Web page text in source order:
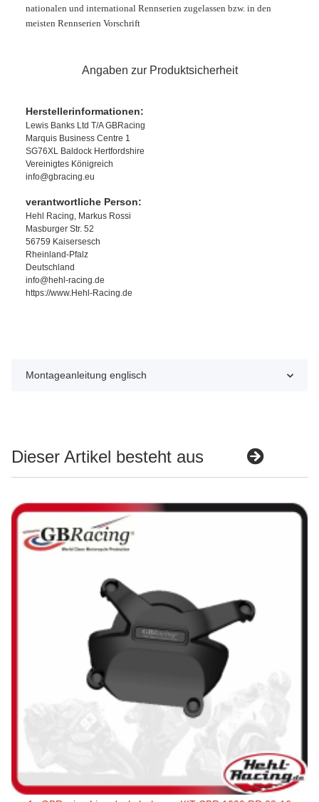
nationalen und international Rennserien zugelassen bzw. in den
meisten Rennserien Vorschrift
Angaben zur Produktsicherheit
Herstellerinformationen:
Lewis Banks Ltd T/A GBRacing
Marquis Business Centre 1
SG76XL Baldock Hertfordshire
Vereinigtes Königreich
info@gbracing.eu
verantwortliche Person:
Hehl Racing, Markus Rossi
Masburger Str. 52
56759 Kaisersesch
Rheinland-Pfalz
Deutschland
info@hehl-racing.de
https://www.Hehl-Racing.de
Montageanleitung englisch
Dieser Artikel besteht aus